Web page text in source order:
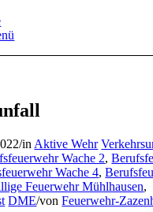
/in Aktive Wehr
Wache 2,
Wache 4,
Feuerwehr Mühlhausen,
DME/vonFeuerwehr-